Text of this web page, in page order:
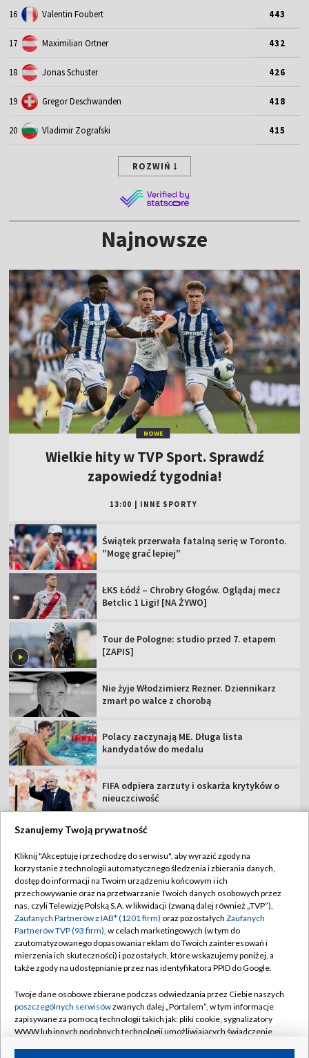
16 Valentin Foubert 443
17 Maximilian Ortner 432
18 Jonas Schuster 426
19 Gregor Deschwanden 418
20 Vladimir Zografski 415
ROZWIŃ
Najnowsze
NOWE
Wielkie hity w TVP Sport. Sprawdź
zapowiedź tygodnia!
13:00 INNE SPORTY
Świątek przerwała fatalną serię w Toronto.
"Mogę grać lepiej"
ŁKS Łódź – Chrobry Głogów. Oglądaj mecz
Betclic 1 Ligi! [NA ŻYWO]
Tour de Pologne: studio przed 7. etapem
[ZAPIS]
Nie żyje Włodzimierz Rezner. Dziennikarz
zmarł po walce z chorobą
Polacy zaczynają ME. Długa lista
kandydatów do medalu
FIFA odpiera zarzuty i oskarża krytyków o
nieuczciwość
TVP
Abonament TVP
Sklep TVP
Biuro Reklamy
Oferta Handlowa
Emisja w TVP
Rada Programowa
Ogłoszenia przetargowe
Regulamin TVP
Polityka prywatności
Moje zgody
Biuro reklamy
Kanały
Szanujemy Twoją prywatność
Kliknij "Akceptuję i przechodzę do serwisu", aby wyrazić zgody na
korzystanie z technologii automatycznego śledzenia i zbierania danych,
dostęp do informacji na Twoim urządzeniu końcowym i ich
przechowywanie oraz na przetwarzanie Twoich danych osobowych przez
nas, czyli Telewizję Polską S.A. w likwidacji (zwaną dalej również „TVP”),
Zaufanych Partnerów z IAB* (1201 firm) oraz pozostałych Zaufanych
Partnerów TVP (93 firm), w celach marketingowych (w tym do
zautomatyzowanego dopasowania reklam do Twoich zainteresowań i
mierzenia ich skuteczności) i pozostałych, które wskazujemy poniżej, a
także zgody na udostępnianie przez nas identyfikatora PPID do Google.
Twoje dane osobowe zbierane podczas odwiedzania przez Ciebie naszych
poszczególnych serwisówzwanych dalej „Portalem”, w tym informacje
zapisywane za pomocą technologii takich jak: pliki cookie, sygnalizatory
WWW lub innych podobnych technologii umożliwiających świadczenie